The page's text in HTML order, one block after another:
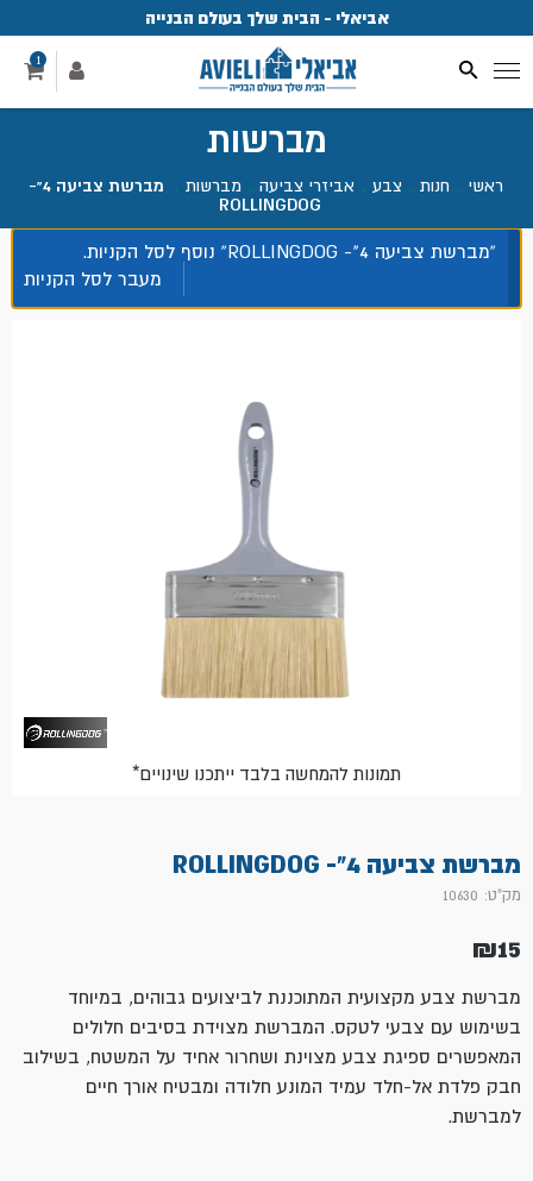
אביאלי - הבית שלך בעולם הבנייה
1
מברשות
ראשי חנות צבע אביזרי צביעה מברשות
מברשת צביעה 4"-
ROLLINGDOG
“מברשת צביעה 4"- ROLLINGDOG” נוסף לסל הקניות.
מעבר לסל הקניות
מברשת צביעה 4"- ROLLINGDOG
מק"ט: 10630
₪15
מברשת צבע מקצועית המתוכננת לביצועים גבוהים, במיוחד
בשימוש עם צבעי לטקס. המברשת מצוידת בסיבים חלולים
המאפשרים ספיגת צבע מצוינת ושחרור אחיד על המשטח, בשילוב
חבק פלדת אל-חלד עמיד המונע חלודה ומבטיח אורך חיים
למברשת.
*תמונות להמחשה בלבד ייתכנו שינויים